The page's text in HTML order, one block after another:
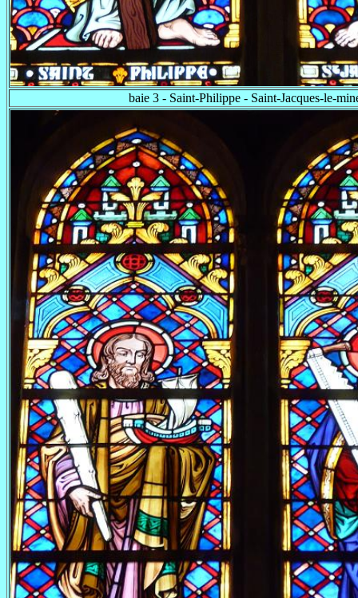
baie 3 - Saint-Philippe - Saint-Jacques-le-